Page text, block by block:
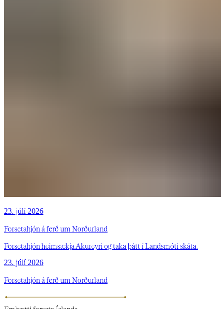
23. júlí 2026
Forsetahjón á ferð um Norðurland
Forsetahjón heimsækja Akureyri og taka þátt í Landsmóti skáta.
23. júlí 2026
Forsetahjón á ferð um Norðurland